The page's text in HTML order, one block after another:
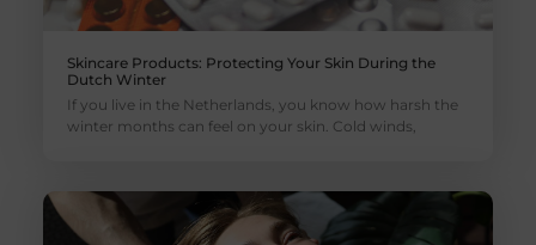
Skincare Products: Protecting Your Skin During the
Dutch Winter
If you live in the Netherlands, you know how harsh the
winter months can feel on your skin. Cold winds,